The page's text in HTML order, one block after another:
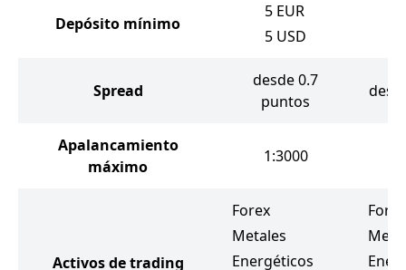
Depósito mínimo
5 EUR
5 USD
Spread
desde 0.7
puntos
Apalancamiento
máximo
1:3000
Activos de trading
Forex
Metales
Energéticos
Forex